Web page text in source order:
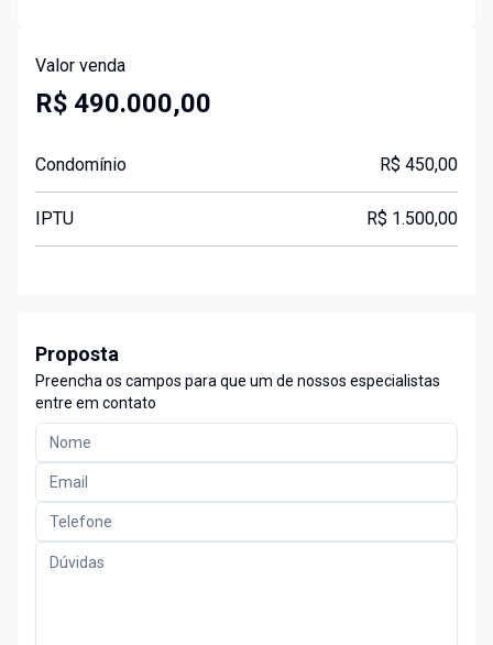
Valor venda
R$ 490.000,00
Condomínio R$ 450,00
IPTU R$ 1.500,00
Proposta
Preencha os campos para que um de nossos especialistas
entre em contato